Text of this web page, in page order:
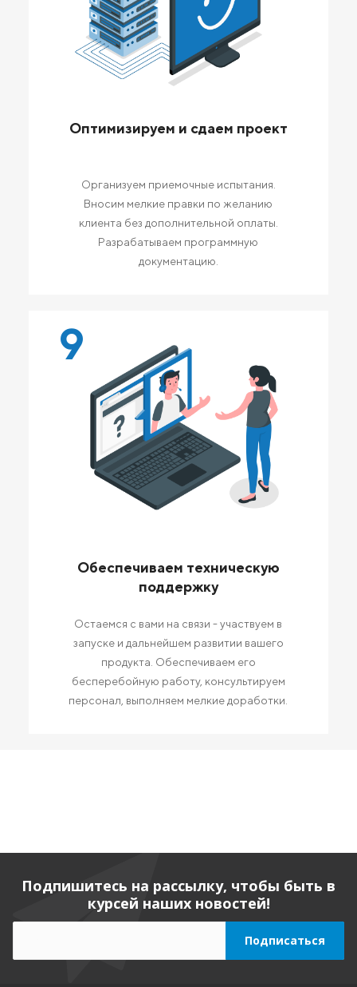
Оптимизируем и сдаем проект
Организуем приемочные испытания.
Вносим мелкие правки по желанию
клиента без дополнительной оплаты.
Разрабатываем программную
документацию.
9
Обеспечиваем техническую
поддержку
Остаемся с вами на связи - участвуем в
запуске и дальнейшем развитии вашего
продукта. Обеспечиваем его
бесперебойную работу, консультируем
персонал, выполняем мелкие доработки.
Подпишитесь на рассылку, чтобы быть в
курсей наших новостей!